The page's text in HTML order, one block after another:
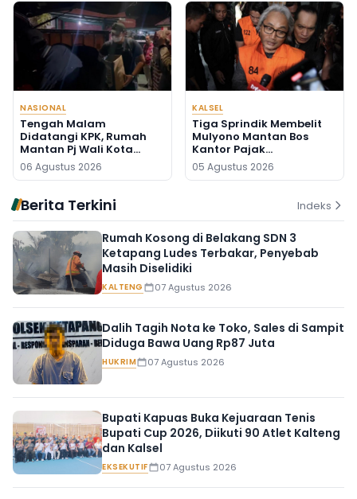
NASIONAL
Tengah Malam
Didatangi KPK, Rumah
Mantan Pj Wali Kota
Digeledah, Empat Koper
Dibawa
06 Agustus 2026
KALSEL
Tiga Sprindik Membelit
Mulyono Mantan Bos
Kantor Pajak
Banjarmasin
05 Agustus 2026
Berita Terkini Indeks
Rumah Kosong di Belakang SDN 3
Ketapang Ludes Terbakar, Penyebab
Masih Diselidiki
KALTENG 07 Agustus 2026
Dalih Tagih Nota ke Toko, Sales di Sampit
Diduga Bawa Uang Rp87 Juta
HUKRIM 07 Agustus 2026
Bupati Kapuas Buka Kejuaraan Tenis
Bupati Cup 2026, Diikuti 90 Atlet Kalteng
dan Kalsel
EKSEKUTIF 07 Agustus 2026